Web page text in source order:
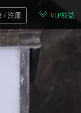
/ 注册 VIP权益